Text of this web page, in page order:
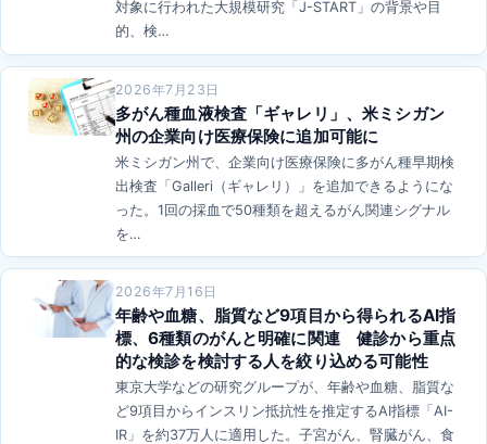
対象に行われた大規模研究「J-START」の背景や目
的、検…
2026年7月23日
多がん種血液検査「ギャレリ」、米ミシガン
州の企業向け医療保険に追加可能に
米ミシガン州で、企業向け医療保険に多がん種早期検
出検査「Galleri（ギャレリ）」を追加できるようにな
った。1回の採血で50種類を超えるがん関連シグナル
を…
2026年7月16日
年齢や血糖、脂質など9項目から得られるAI指
標、6種類のがんと明確に関連 健診から重点
的な検診を検討する人を絞り込める可能性
東京大学などの研究グループが、年齢や血糖、脂質な
ど9項目からインスリン抵抗性を推定するAI指標「AI-
IR」を約37万人に適用した。子宮がん、腎臓がん、食